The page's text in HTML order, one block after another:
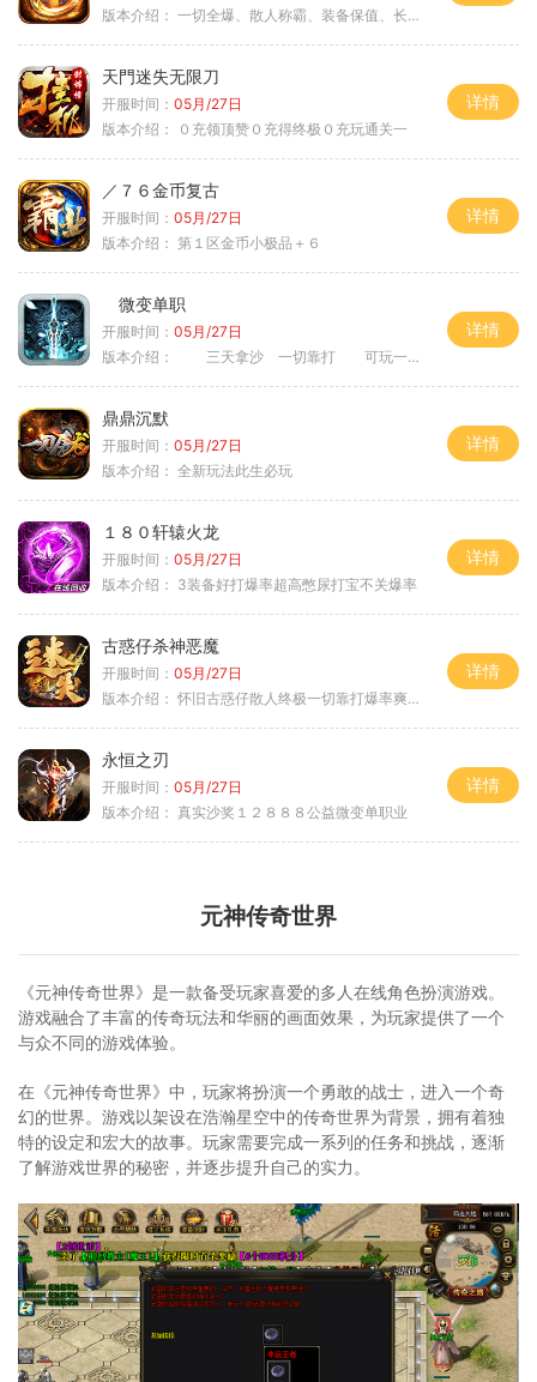
版本介绍： 一切全爆、散人称霸、装备保值、长期耐玩
天門迷失无限刀
开服时间： 05月/27日
版本介绍：
０充领顶赞０充得终极０充玩通关一
详情
／７６金币复古
开服时间： 05月/27日
版本介绍： 第１区金币小极品＋６
详情
微变单职
开服时间： 05月/27日
版本介绍：
三天拿沙 一切靠打 可玩一年
详情
鼎鼎沉默
开服时间： 05月/27日
版本介绍： 全新玩法此生必玩
详情
１８０轩辕火龙
开服时间： 05月/27日
版本介绍： 3装备好打爆率超高憋尿打宝不关爆率
详情
古惑仔杀神恶魔
开服时间： 05月/27日
版本介绍： 怀旧古惑仔散人终极一切靠打爆率爽翻天
详情
永恒之刃
开服时间： 05月/27日
版本介绍： 真实沙奖１２８８８公益微变单职业
详情
元神传奇世界
《元神传奇世界》是一款备受玩家喜爱的多人在线角色扮演游戏。
游戏融合了丰富的传奇玩法和华丽的画面效果，为玩家提供了一个
与众不同的游戏体验。
在《元神传奇世界》中，玩家将扮演一个勇敢的战士，进入一个奇
幻的世界。游戏以架设在浩瀚星空中的传奇世界为背景，拥有着独
特的设定和宏大的故事。玩家需要完成一系列的任务和挑战，逐渐
了解游戏世界的秘密，并逐步提升自己的实力。